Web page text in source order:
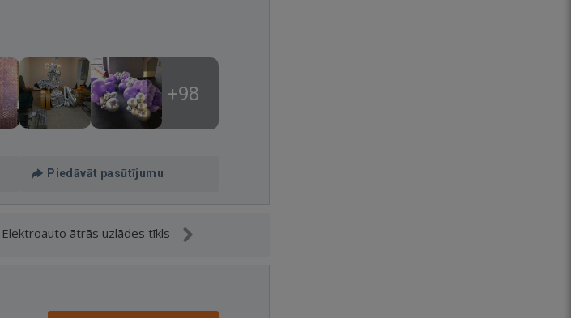
+98
Piedāvāt pasūtījumu
Elektroauto ātrās uzlādes tīkls